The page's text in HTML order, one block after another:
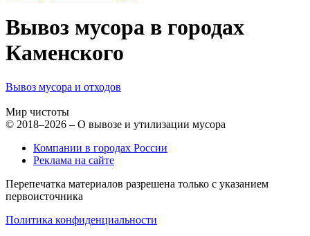
Вывоз мусора в городах
Каменского
Вывоз мусора и отходов
Мир чистоты
© 2018–2026 – О вывозе и утилизации мусора
Компании в городах России
Реклама на сайте
Перепечатка материалов разрешена только с указанием
первоисточника
Политика конфиденциальности